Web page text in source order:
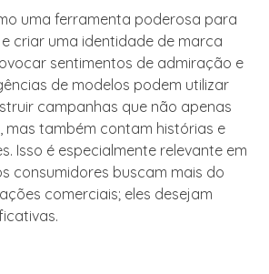
uma ferramenta poderosa para
criar uma identidade de marca
sentimentos de admiração e
de modelos podem utilizar
campanhas que não apenas
mas também contam histórias e
Isso é especialmente relevante em
consumidores buscam mais do
comerciais; eles desejam